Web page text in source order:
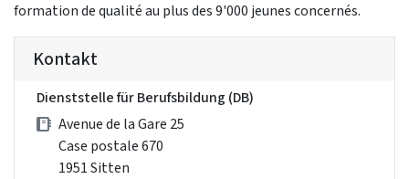
formation de qualité au plus des 9'000 jeunes concernés.
Kontakt
Dienststelle für Berufsbildung (DB)
Avenue de la Gare 25
Case postale 670
1951 Sitten